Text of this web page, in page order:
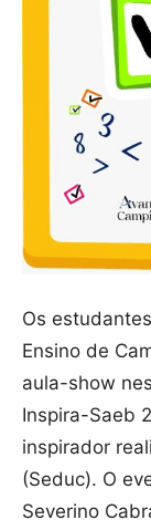
Os
Ensino de
aula-show
Inspira-Saeb
inspirador
(Seduc). O
Severino